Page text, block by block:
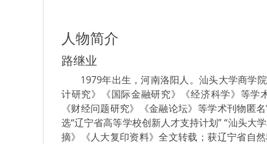
人物简介
路继业
1979年出生，河南洛阳人。汕头大学商学
计研究》《国际金融研究》《经济科学》等
《财经问题研究》《金融论坛》等学术刊物匿
选“辽宁省高等学校创新人才支持计划” “汕头
摘》《人大复印资料》全文转载；获辽宁省自